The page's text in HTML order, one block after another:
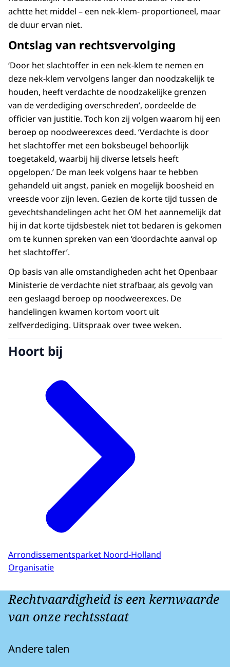
achtte het middel – een nek-klem- proportioneel, maar
de duur ervan niet.
Ontslag van rechtsvervolging
‘Door het slachtoffer in een nek-klem te nemen en
deze nek-klem vervolgens langer dan noodzakelijk te
houden, heeft verdachte de noodzakelijke grenzen
van de verdediging overschreden’, oordeelde de
officier van justitie. Toch kon zij volgen waarom hij een
beroep op noodweerexces deed. ‘Verdachte is door
het slachtoffer met een boksbeugel behoorlijk
toegetakeld, waarbij hij diverse letsels heeft
opgelopen.’ De man leek volgens haar te hebben
gehandeld uit angst, paniek en mogelijk boosheid en
vreesde voor zijn leven. Gezien de korte tijd tussen de
gevechtshandelingen acht het OM het aannemelijk dat
hij in dat korte tijdsbestek niet tot bedaren is gekomen
om te kunnen spreken van een ‘doordachte aanval op
het slachtoffer’.
Op basis van alle omstandigheden acht het Openbaar
Ministerie de verdachte niet strafbaar, als gevolg van
een geslaagd beroep op noodweerexces. De
handelingen kwamen kortom voort uit
zelfverdediging. Uitspraak over twee weken.
Hoort bij
Arrondissementsparket Noord-Holland
Organisatie
Rechtvaardigheid is een kernwaarde
van onze rechtsstaat
Andere talen